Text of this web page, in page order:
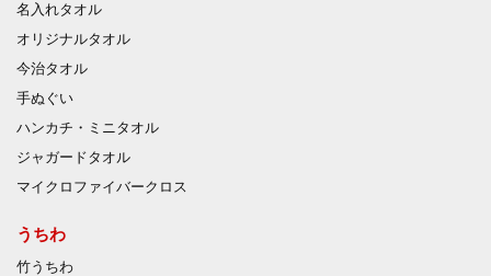
名入れタオル
オリジナルタオル
今治タオル
手ぬぐい
ハンカチ・ミニタオル
ジャガードタオル
マイクロファイバークロス
うちわ
竹うちわ